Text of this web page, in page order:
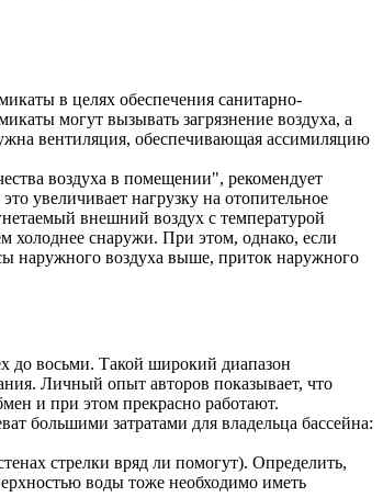
в целях обеспечения санитарно-
могут вызывать загрязнение воздуха, а
вентиляция, обеспечивающая ассимиляцию
воздуха в помещении", рекомендует
увеличивает нагрузку на отопительное
внешний воздух с температурой
холоднее снаружи. При этом, однако, если
наружного воздуха выше, приток наружного
до восьми. Такой широкий диапазон
Личный опыт авторов показывает, что
и при этом прекрасно работают.
большими затратами для владельца бассейна:
стрелки вряд ли помогут). Определить,
воды тоже необходимо иметь